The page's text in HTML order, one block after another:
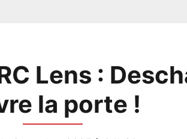
Lens :
la porte !